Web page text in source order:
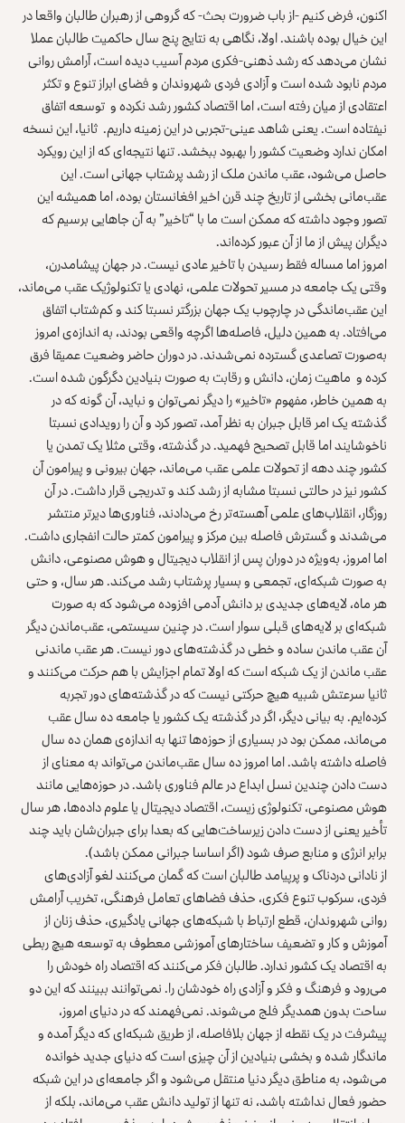
اکنون، فرض کنیم -از باب ضرورت بحث- که گروهی از رهبران طالبان واقعا در
این خیال بوده باشند. اولا، نگاهی به نتایج پنج سال حاکمیت طالبان عملا
نشان می‌دهد که رشد ذهنی-فکری مردم آسیب دیده است، آرامش روانی
مردم نابود شده است و آزادی فردی شهروندان و فضای ابراز تنوع و تکثر
اعتقادی از میان رفته است، اما اقتصاد کشور رشد نکرده و توسعه اتفاق
نیفتاده است. یعنی شاهد عینی-تجربی در این زمینه داریم. ثانیا، این نسخه
امکان ندارد وضعیت کشور را بهبود ببخشد. تنها نتیجه‌ای که از این رویکرد
حاصل می‌شود، عقب ماندن ملک از رشد پرشتاب جهانی است. این
عقب‌مانی بخشی از تاریخ چند قرن اخیر افغانستان بوده، اما همیشه این
تصور وجود داشته که ممکن است ما با “تاخیر” به آن جاهایی برسیم که
دیگران پیش از ما از آن عبور کرده‌اند.
امروز اما مساله فقط رسیدن با تاخیر عادی نیست. در جهان پیشامدرن،
وقتی یک جامعه در مسیر تحولات علمی، نهادی یا تکنولوژیک عقب می‌ماند،
این عقب‌ماندگی در چارچوب یک جهان بزرگتر نسبتا کند و کم‌شتاب اتفاق
می‌افتاد. به همین دلیل، فاصله‌ها اگرچه واقعی بودند، به اندازه‌ی امروز
به‌صورت تصاعدی گسترده نمی‌شدند. در دوران حاضر وضعیت عمیقا فرق
کرده و ماهیت زمان، دانش و رقابت به صورت بنیادین دگرگون شده است.
به همین خاطر، مفهوم «تاخیر» را دیگر نمی‌توان و نباید، آن گونه که در
گذشته یک امر قابل جبران به نظر آمد، تصور کرد و آن را رویدادی نسبتا
ناخوشایند اما قابل تصحیح فهمید. در گذشته، وقتی مثلا یک تمدن یا
کشور چند دهه از تحولات علمی عقب می‌ماند، جهان بیرونی و پیرامون آن
کشور نیز در حالتی نسبتا مشابه از رشد کند و تدریجی قرار داشت. در آن
روزگار، انقلاب‌های علمی آهسته‌تر رخ می‌دادند، فناوری‌ها دیرتر منتشر
می‌شدند و گسترش فاصله بین مرکز و پیرامون کمتر حالت انفجاری داشت.
اما امروز، به‌ویژه در دوران پس از انقلاب دیجیتال و هوش مصنوعی، دانش
به صورت شبکه‌ای، تجمعی و بسیار پرشتاب رشد می‌کند. هر سال، و حتی
هر ماه، لایه‌های جدیدی بر دانش آدمی افزوده می‌شود که به صورت
شبکه‌ای بر لایه‌های قبلی سوار است. در چنین سیستمی، عقب‌ماندن دیگر
آن عقب ماندن ساده و خطی در گذشته‌های دور نیست. هر عقب ماندنی
عقب ماندن از یک شبکه است که اولا تمام اجزایش با هم حرکت می‌کنند و
ثانیا سرعتش شبیه هیچ حرکتی نیست که در گذشته‌های دور تجربه
کرده‌ایم. به بیانی دیگر، اگر در گذشته یک کشور یا جامعه ده سال عقب
می‌ماند، ممکن بود در بسیاری از حوزه‌ها تنها به اندازه‌ی همان ده سال
فاصله داشته باشد. اما امروز ده سال عقب‌ماندن می‌تواند به معنای از
دست دادن چندین نسل ابداع در عالم فناوری باشد. در حوزه‌هایی مانند
هوش مصنوعی، تکنولوژی زیست، اقتصاد دیجیتال یا علوم داده‌ها، هر سال
تأخیر یعنی از دست دادن زیرساخت‌هایی که بعدا برای جبران‌شان باید چند
برابر انرژی و منابع صرف شود (اگر اساسا جبرانی ممکن باشد).
از نادانی دردناک و پرپیامد طالبان است که گمان می‌کنند لغو آزادی‌های
فردی، سرکوب تنوع فکری، حذف فضاهای تعامل فرهنگی، تخریب آرامش
روانی شهروندان، قطع ارتباط با شبکه‌های جهانی یادگیری، حذف زنان از
آموزش و کار و تضعیف ساختارهای آموزشی معطوف به توسعه هیچ ربطی
به اقتصاد یک کشور ندارد. طالبان فکر می‌کنند که اقتصاد راه خودش را
می‌رود و فرهنگ و فکر و آزادی راه خودشان را. نمی‌توانند ببینند که این دو
ساحت بدون همدیگر فلج می‌شوند. نمی‌فهمند که در دنیای امروز،
پیشرفت در یک نقطه از جهان بلافاصله، از طریق شبکه‌ای که دیگر آمده و
ماندگار شده و بخشی بنیادین از آن چیزی است که دنیای جدید خوانده
می‌شود، به مناطق دیگر دنیا منتقل می‌شود و اگر جامعه‌ای در این شبکه
حضور فعال نداشته باشد، نه تنها از تولید دانش عقب می‌ماند، بلکه از